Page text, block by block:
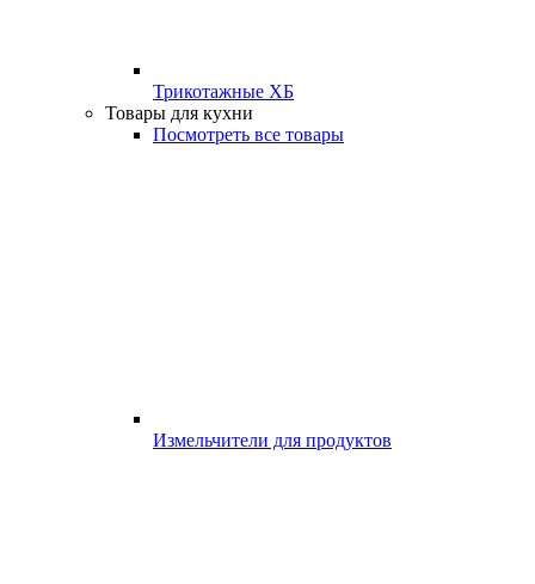
Трикотажные ХБ
Товары для кухни
Посмотреть все товары
Измельчители для продуктов